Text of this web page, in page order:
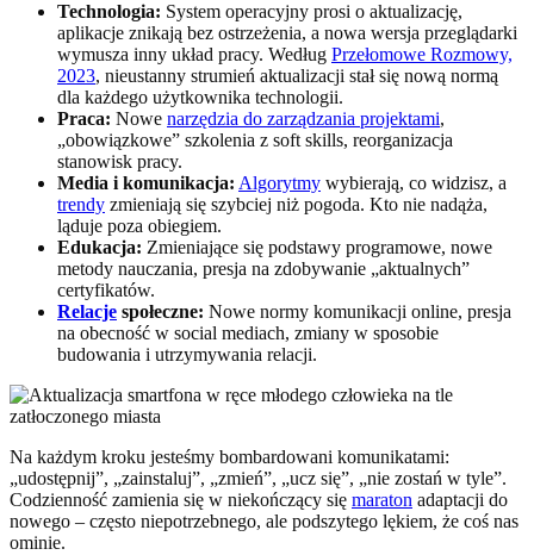
Technologia: System operacyjny prosi o aktualizację,
aplikacje znikają bez ostrzeżenia, a nowa wersja przeglądarki
wymusza inny układ pracy. Według Przełomowe Rozmowy,
2023, nieustanny strumień aktualizacji stał się nową normą
dla każdego użytkownika technologii.
Praca: Nowe narzędzia do zarządzania projektami,
„obowiązkowe” szkolenia z soft skills, reorganizacja
stanowisk pracy.
Media i komunikacja: Algorytmy wybierają, co widzisz, a
trendy zmieniają się szybciej niż pogoda. Kto nie nadąża,
ląduje poza obiegiem.
Edukacja: Zmieniające się podstawy programowe, nowe
metody nauczania, presja na zdobywanie „aktualnych”
certyfikatów.
Relacje społeczne: Nowe normy komunikacji online, presja
na obecność w social mediach, zmiany w sposobie
budowania i utrzymywania relacji.
Na każdym kroku jesteśmy bombardowani komunikatami:
„udostępnij”, „zainstaluj”, „zmień”, „ucz się”, „nie zostań w tyle”.
Codzienność zamienia się w niekończący się maraton adaptacji do
nowego – często niepotrzebnego, ale podszytego lękiem, że coś nas
ominie.